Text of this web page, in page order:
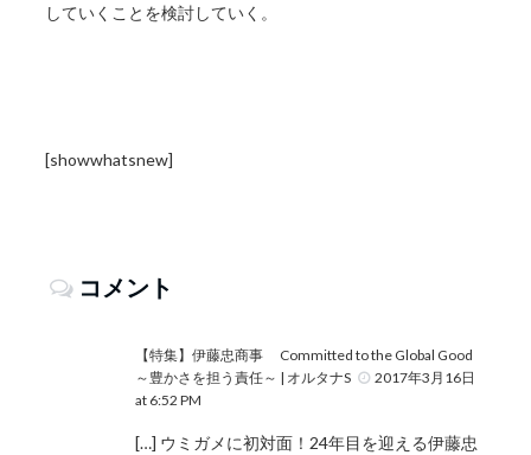
していくことを検討していく。
[showwhatsnew]
コメント
【特集】伊藤忠商事 Committed to the Global Good
～豊かさを担う責任～ | オルタナS
2017年3月16日
at 6:52 PM
[…] ウミガメに初対面！24年目を迎える伊藤忠